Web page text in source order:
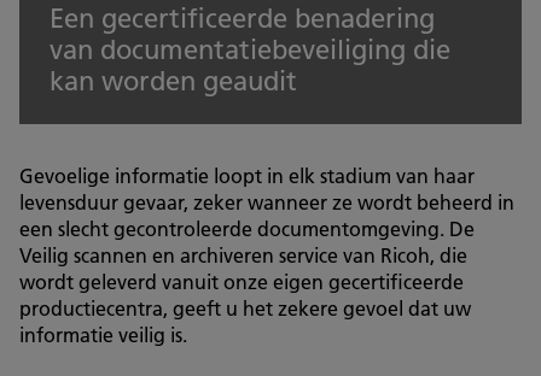
Een gecertificeerde benadering
van documentatiebeveiliging die
kan worden geaudit
Gevoelige informatie loopt in elk stadium van haar
levensduur gevaar, zeker wanneer ze wordt beheerd in
een slecht gecontroleerde documentomgeving. De
Veilig scannen en archiveren service van Ricoh, die
wordt geleverd vanuit onze eigen gecertificeerde
productiecentra, geeft u het zekere gevoel dat uw
informatie veilig is.